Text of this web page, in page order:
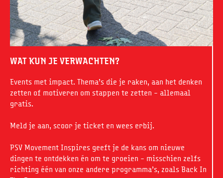
WAT KUN JE VERWACHTEN?
Events met impact. Thema’s die je raken, aan het denken
zetten of motiveren om stappen te zetten – allemaal
gratis.
Meld je aan, scoor je ticket en wees erbij.
PSV Movement Inspires geeft je de kans om nieuwe
dingen te ontdekken én om te groeien – misschien zelfs
richting één van onze andere programma’s, zoals Back In